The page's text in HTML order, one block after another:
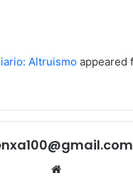
Altruismo appeared